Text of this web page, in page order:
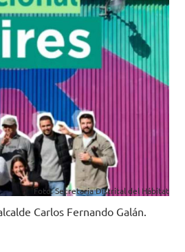
Foto: Secretaría Distrital del Hábitat
Carlos Fernando Galán.